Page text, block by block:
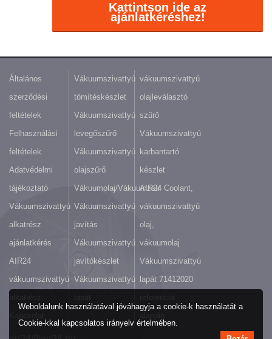
Kattintson ide az
ajánlatkéréshez!
Általános
szerződési
feltételek
Felhasználási
feltételek
Adatvédelmi
tájékoztató
Vákuumszivattyú
alkatrész
ajánlatkérés
AIR24
vákuumszivattyú
Vákuumszivattyú
tömítéskészlet
Vákuumszivattyú
levegőszűrő
Vákuumszivattyú
olajszűrő
Vákuumolaj/Vákuumzsír
Vákuumszivattyú
javítás
Vákuumszivattyú
javítókészlet
Vákuumszivattyú
vákuumszivattyú
olajleválasztó
szűrő
Vákuumszivattyú
karbantartó
készlet
AIR24 Coolant,
vákuumszivattyú
olaj,
vákuumolaj
Vákuumszivattyú
lapát 71412020
Weboldalunk használatával jóváhagyja a cookie-k használatát a
Cookie-kkal kapcsolatos irányelv értelmében.